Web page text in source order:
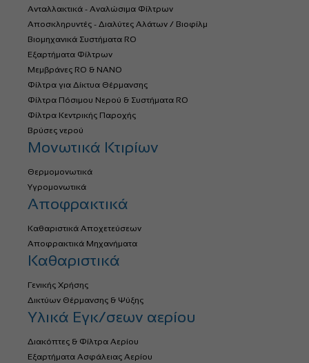
Ανταλλακτικά - Αναλώσιμα Φίλτρων
Αποσκληρυντές - Διαλύτες Αλάτων / Βιοφίλμ
Βιομηχανικά Συστήματα RO
Εξαρτήματα Φίλτρων
Μεμβράνες RO & NANO
Φίλτρα για Δίκτυα Θέρμανσης
Φίλτρα Πόσιμου Νερού & Συστήματα RO
Φίλτρα Κεντρικής Παροχής
Βρύσες νερού
Μονωτικά Κτιρίων
Θερμομονωτικά
Υγρομονωτικά
Αποφρακτικά
Καθαριστικά Αποχετεύσεων
Αποφρακτικά Μηχανήματα
Καθαριστικά
Γενικής Χρήσης
Δικτύων Θέρμανσης & Ψύξης
Υλικά Εγκ/σεων αερίου
Διακόπτες & Φίλτρα Αερίου
Εξαρτήματα Ασφάλειας Αερίου